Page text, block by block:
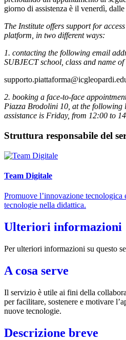
giorno di assistenza è il venerdì,
The Institute offers support for
platform, in two different ways:
1. contacting the following email
SUBJECT school, class and name of
2. booking a face-to-face
Piazza Brodolini 10, at the following
assistance is Friday, from 12:00 to
Struttura responsabile del
Team Digitale
Promuove l’innovazione tecnologica
tecnologie nella didattica.
Ulteriori informazioni
Per ulteriori informazioni su questo
A cosa serve
Il servizio è utile ai fini della
per facilitare, sostenere e motivare
nuove tecnologie.
Descrizione breve